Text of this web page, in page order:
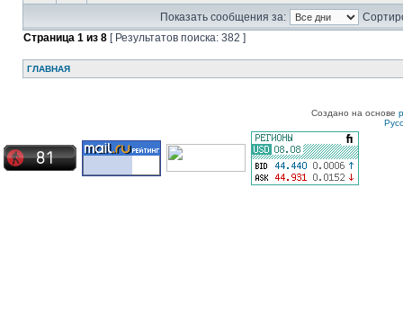
Показать сообщения за:
Страница 1 из 8 [ Результатов поиска: 382 ]
ГЛАВНАЯ
Создано на основе